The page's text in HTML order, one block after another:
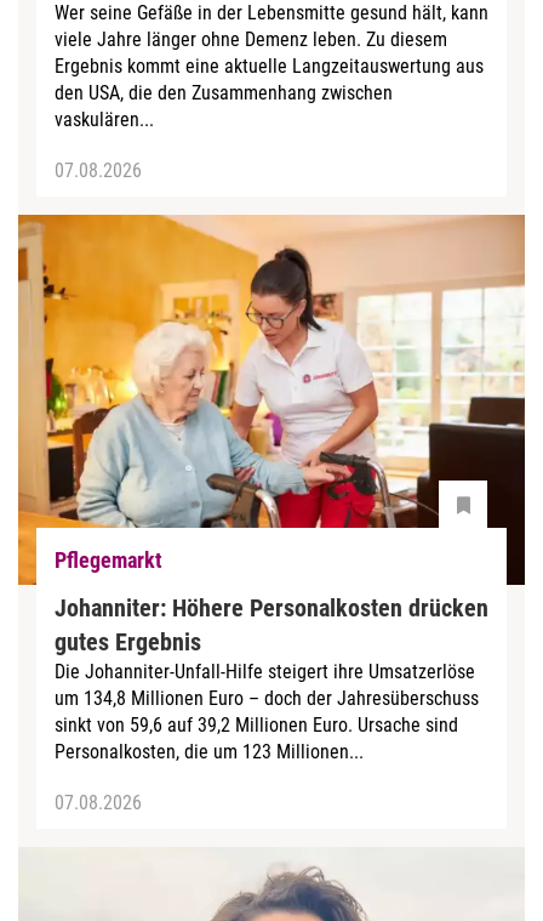
Wer seine Gefäße in der Lebensmitte gesund hält, kann
viele Jahre länger ohne Demenz leben. Zu diesem
Ergebnis kommt eine aktuelle Langzeitauswertung aus
den USA, die den Zusammenhang zwischen
vaskulären...
07.08.2026
Pflegemarkt
Johanniter: Höhere Personalkosten drücken
gutes Ergebnis
Die Johanniter-Unfall-Hilfe steigert ihre Umsatzerlöse
um 134,8 Millionen Euro – doch der Jahresüberschuss
sinkt von 59,6 auf 39,2 Millionen Euro. Ursache sind
Personalkosten, die um 123 Millionen...
07.08.2026